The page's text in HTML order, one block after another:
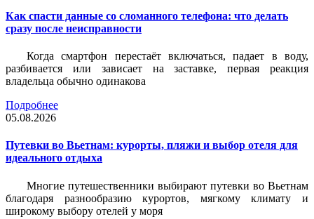
Как спасти данные со сломанного телефона: что делать
сразу после неисправности
Когда смартфон перестаёт включаться, падает в воду,
разбивается или зависает на заставке, первая реакция
владельца обычно одинакова
Подробнее
05.08.2026
Путевки во Вьетнам: курорты, пляжи и выбор отеля для
идеального отдыха
Многие путешественники выбирают путевки во Вьетнам
благодаря разнообразию курортов, мягкому климату и
широкому выбору отелей у моря